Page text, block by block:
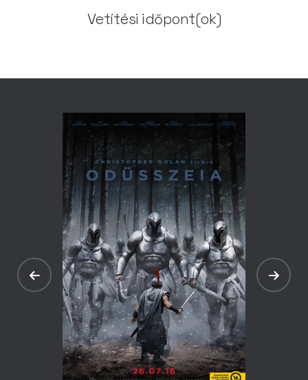
Vetítési időpont(ok)